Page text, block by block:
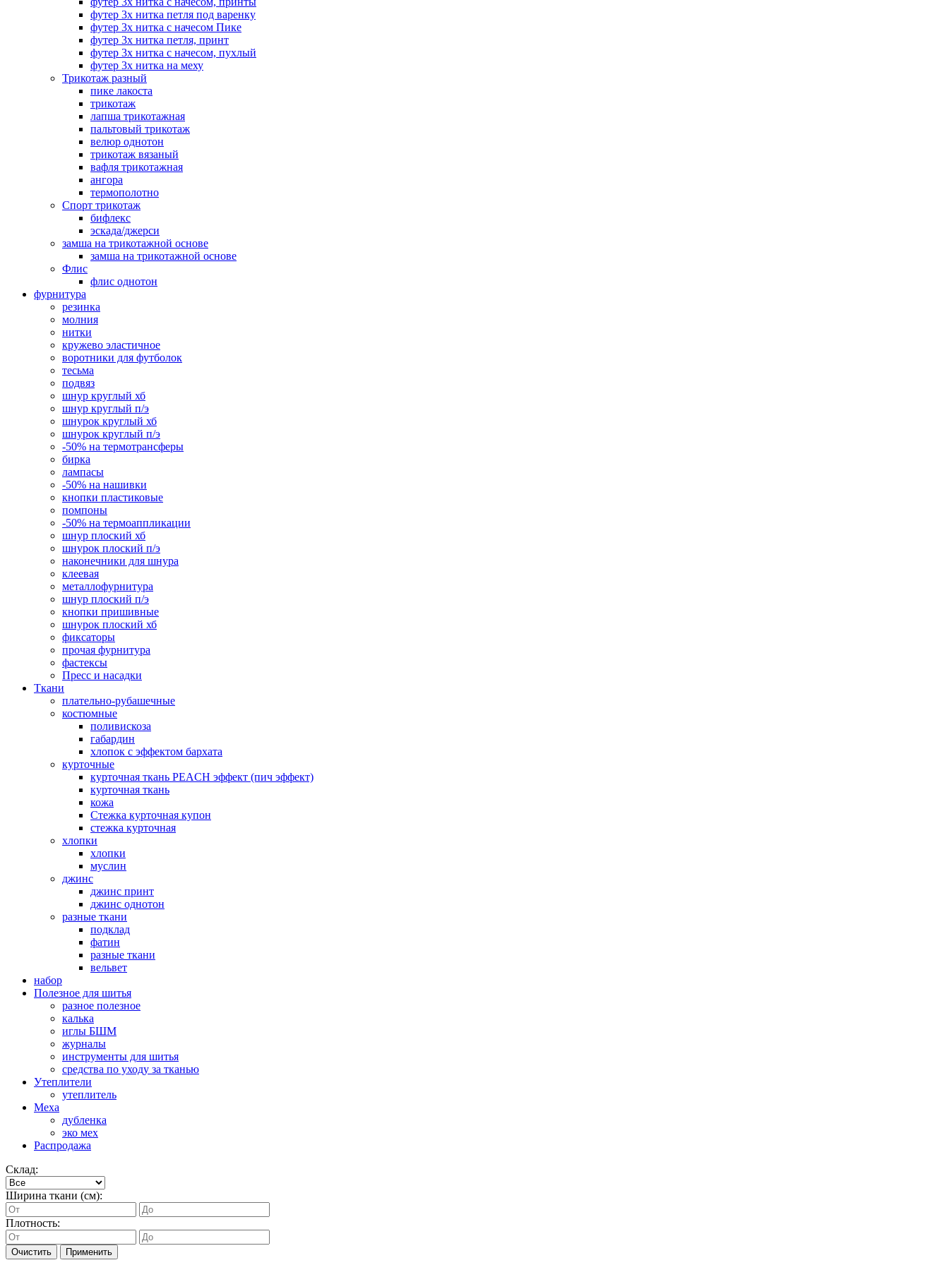
футер 3х нитка петля под варенку
футер 3х нитка с начесом Пике
футер 3х нитка петля, принт
футер 3х нитка с начесом, пухлый
футер 3х нитка на меху
Трикотаж разный
пике лакоста
трикотаж
лапша трикотажная
пальтовый трикотаж
велюр однотон
трикотаж вязаный
вафля трикотажная
ангора
термополотно
Спорт трикотаж
бифлекс
эскада/джерси
замша на трикотажной основе
замша на трикотажной основе
Флис
флис однотон
фурнитура
резинка
молния
нитки
кружево эластичное
воротники для футболок
тесьма
подвяз
шнур круглый хб
шнур круглый п/э
шнурок круглый хб
шнурок круглый п/э
-50% на термотрансферы
бирка
лампасы
-50% на нашивки
кнопки пластиковые
помпоны
-50% на термоаппликации
шнур плоский хб
шнурок плоский п/э
наконечники для шнура
клеевая
металлофурнитура
шнур плоский п/э
кнопки пришивные
шнурок плоский хб
фиксаторы
прочая фурнитура
фастексы
Пресс и насадки
Ткани
плательно-рубашечные
костюмные
поливискоза
габардин
хлопок с эффектом бархата
курточные
курточная ткань PEACH эффект (пич эффект)
курточная ткань
кожа
Стежка курточная купон
стежка курточная
хлопки
хлопки
муслин
джинс
джинс принт
джинс однотон
разные ткани
подклад
фатин
разные ткани
вельвет
набор
Полезное для шитья
разное полезное
калька
иглы БШМ
журналы
инструменты для шитья
средства по уходу за тканью
Утеплители
утеплитель
Меха
дубленка
эко мех
Распродажа
Склад:
Ширина ткани (см):
Плотность:
Очистить Применить